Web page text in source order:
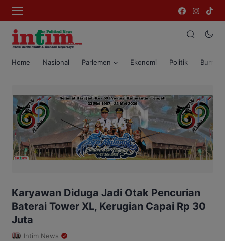
Home Nasional Parlemen Ekonomi Politik Bumi
Karyawan Diduga Jadi Otak Pencurian
Baterai Tower XL, Kerugian Capai Rp 30
Juta
Intim News